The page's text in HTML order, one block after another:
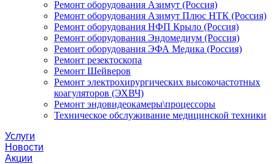
Ремонт оборудования Азимут (Россия)
Ремонт оборудования Азимут Плюс НТК (Россия)
Ремонт оборудования НФП Крыло (Россия)
Ремонт оборудования Эндомедиум (Россия)
Ремонт оборудования ЭФА Медика (Россия)
Ремонт резектоскопа
Ремонт Шейверов
Ремонт электрохирургических высокочастотных
коагуляторов (ЭХВЧ)
Ремонт эндовидеокамеры\процессоры
Техническое обслуживание медицинской техники
Услуги
Новости
Акции